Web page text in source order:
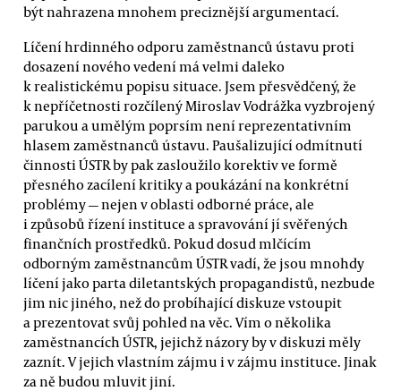
být nahrazena mnohem preciznější argumentací.
Líčení hrdinného odporu zaměstnanců ústavu proti
dosazení nového vedení má velmi daleko
k realistickému popisu situace. Jsem přesvědčený, že
k nepříčetnosti rozčílený Miroslav Vodrážka vyzbrojený
parukou a umělým poprsím není reprezentativním
hlasem zaměstnanců ústavu. Paušalizující odmítnutí
činnosti ÚSTR by pak zasloužilo korektiv ve formě
přesného zacílení kritiky a poukázání na konkrétní
problémy — nejen v oblasti odborné práce, ale
i způsobů řízení instituce a spravování jí svěřených
finančních prostředků. Pokud dosud mlčícím
odborným zaměstnancům ÚSTR vadí, že jsou mnohdy
líčení jako parta diletantských propagandistů, nezbude
jim nic jiného, než do probíhající diskuze vstoupit
a prezentovat svůj pohled na věc. Vím o několika
zaměstnancích ÚSTR, jejichž názory by v diskuzi měly
zaznít. V jejich vlastním zájmu i v zájmu instituce. Jinak
za ně budou mluvit jiní.